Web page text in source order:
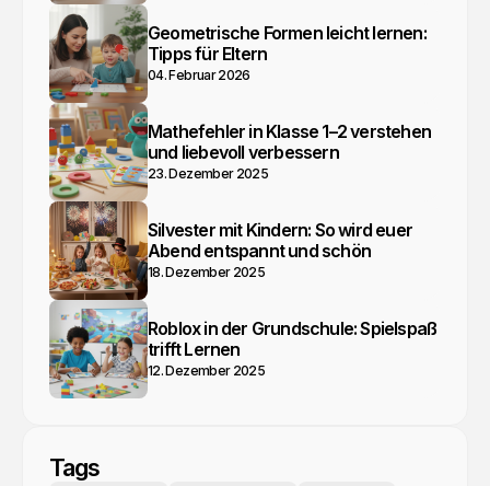
Geometrische Formen leicht lernen:
Tipps für Eltern
04. Februar 2026
Mathefehler in Klasse 1–2 verstehen
und liebevoll verbessern
23. Dezember 2025
Silvester mit Kindern: So wird euer
Abend entspannt und schön
18. Dezember 2025
Roblox in der Grundschule: Spielspaß
trifft Lernen
12. Dezember 2025
Tags